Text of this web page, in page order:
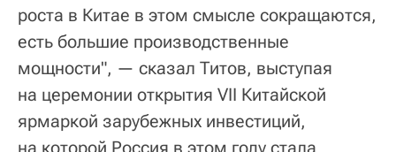
роста в Китае в этом смысле сокращаются,
есть большие производственные
мощности", — сказал Титов, выступая
на церемонии открытия VII Китайской
ярмаркой зарубежных инвестиций,
на которой Россия в этом году стала